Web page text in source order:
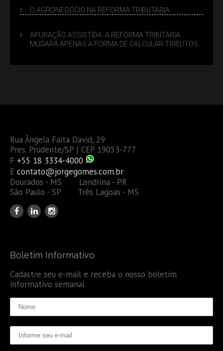
O AGRONEGÓCIO NA REFORMA TRIBUTÁRIA
APURAÇÃO ASSISTIDA: A REFORMA TRIBITÁRIA
MUDARÁ APENAS A FORMA DE CALCULAR TRIBUTOS
Rua Ângela Faita David, 29
Pres. Prudente/SP | CEP 19053-777
F +55 18 3334-4000
E contato@jorgegomes.com.br
Dourados - MS Londrina - PR
São Paulo - SP Três Lagoas - MS
Boletim Informativo
Cadastre seu e-mail e receba o nosso boletim
informativo semanal